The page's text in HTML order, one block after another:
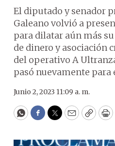
El diputado y senador
Galeano volvió a
para dilatar aún más
de dinero y asociación
del operativo A
pasó nuevamente
Junio 2, 2023 11:09 a. m.
WhatsApp
Facebook
Twitter
EmailCopy